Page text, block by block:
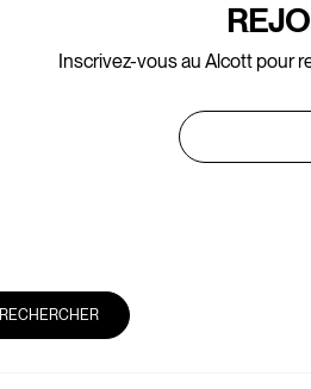
Inscrivez-vous au Alcott pour
RECHERCHER